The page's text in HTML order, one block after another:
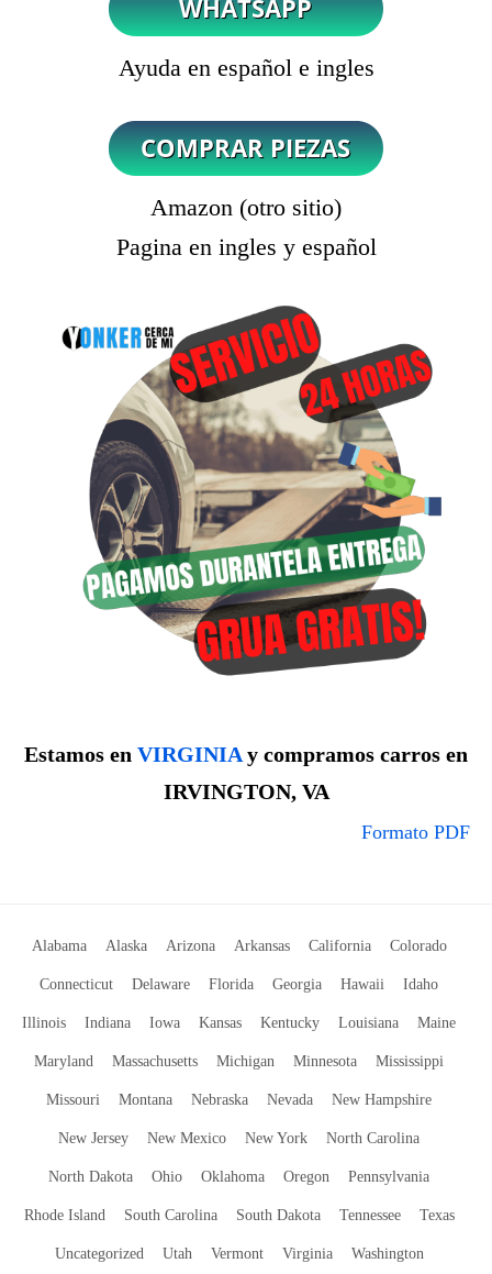
Ayuda en español e ingles
Amazon (otro sitio)
Pagina en ingles y español
Estamos en VIRGINIAy compramos carros en
IRVINGTON, VA
Formato PDF
Alabama Alaska Arizona Arkansas California Colorado
Connecticut Delaware Florida Georgia Hawaii Idaho
Illinois Indiana Iowa Kansas Kentucky Louisiana Maine
Maryland Massachusetts Michigan Minnesota Mississippi
Missouri Montana Nebraska Nevada New Hampshire
New Jersey New Mexico New York North Carolina
North Dakota Ohio Oklahoma Oregon Pennsylvania
Rhode Island South Carolina South Dakota Tennessee Texas
Uncategorized Utah Vermont Virginia Washington